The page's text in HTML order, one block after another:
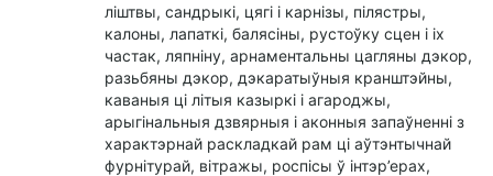
ліштвы, сандрыкі, цягі і карнізы, пілястры,
калоны, лапаткі, балясіны, рустоўку сцен і іх
частак, ляпніну, арнаментальны цагляны дэкор,
разьбяны дэкор, дэкаратыўныя кранштэйны,
каваныя ці літыя казыркі і агароджы,
арыгінальныя дзвярныя і аконныя запаўненні з
характэрнай раскладкай рам ці аўтэнтычнай
фурнітурай, вітражы, роспісы ў інтэр’ерах,